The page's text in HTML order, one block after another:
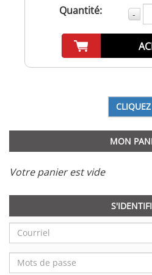
Quantité: -
MON
Votre panier est vide